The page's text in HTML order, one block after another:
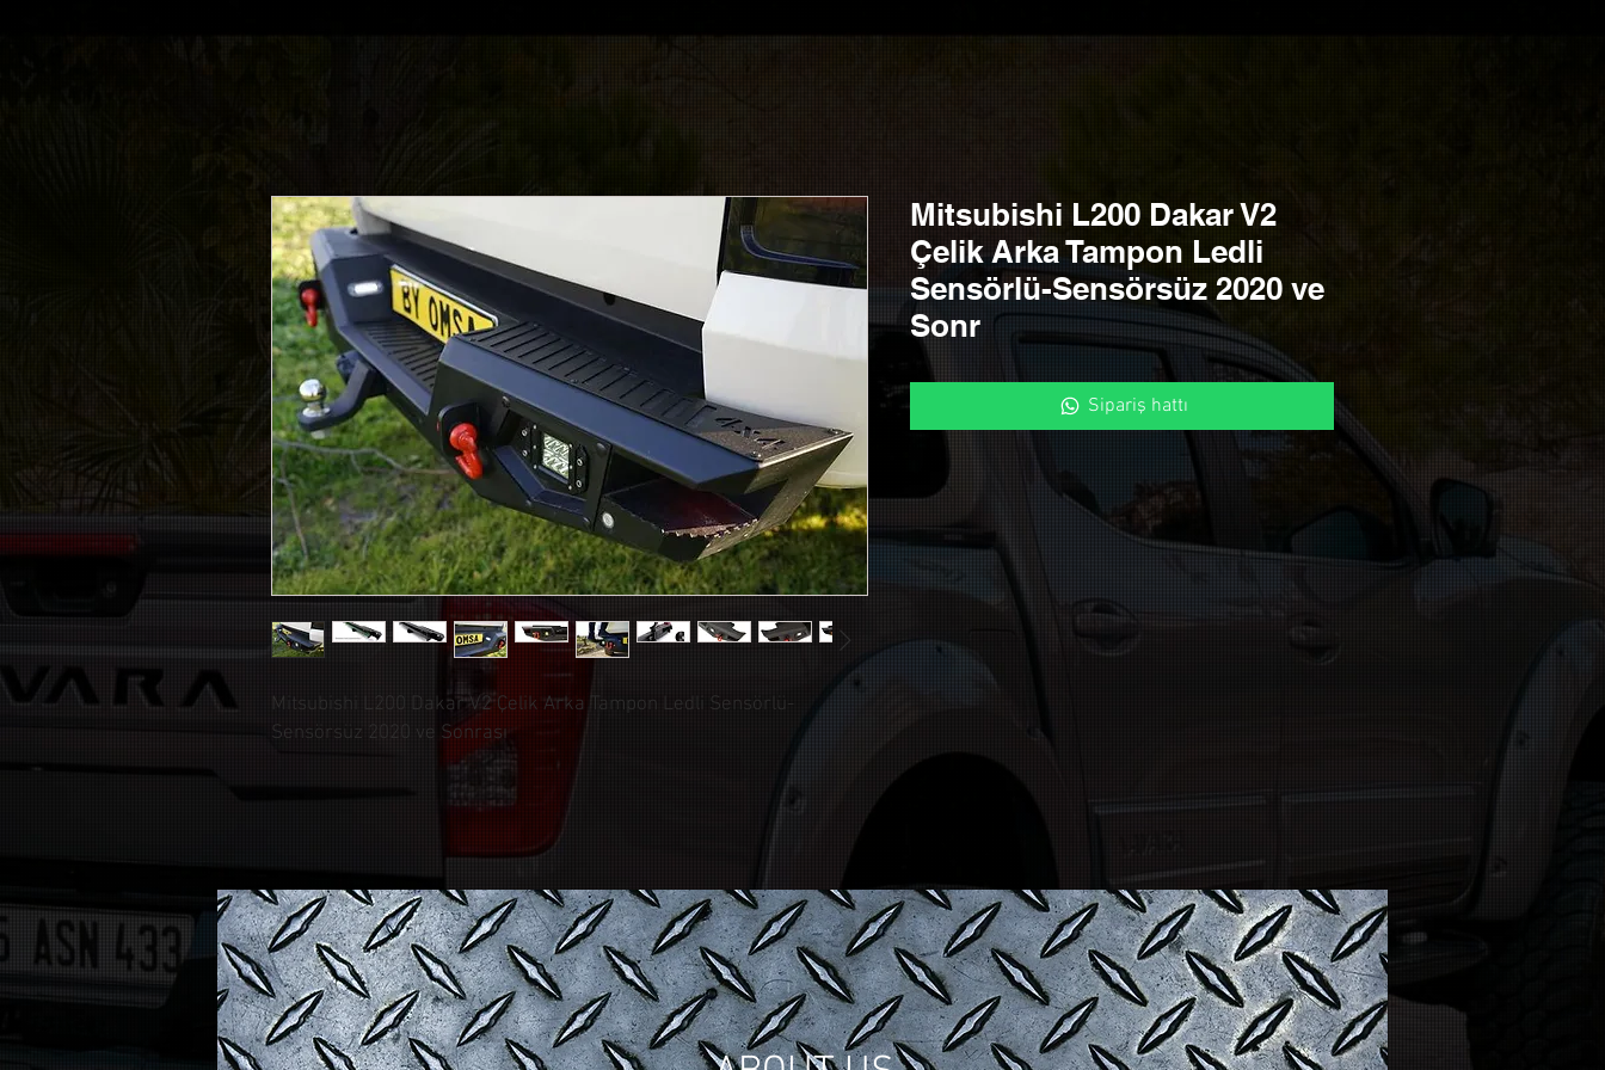
Mitsubishi L200 Dakar V2 Çelik Arka Tampon Ledli Sensörlü-
Sensörsüz 2020 ve Sonrası
Mitsubishi L200 Dakar V2
Çelik Arka Tampon Ledli
Sensörlü-Sensörsüz 2020 ve
Sonr
Sipariş hattı
© CONTROL CUSTOM GARAGE| All Rights Reserved.